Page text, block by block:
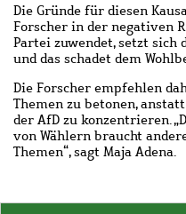
Die Gründe für diesen
Forscher in der negativen
Partei zuwendet, setzt
und das schadet dem
Die Forscher empfehlen
Themen zu betonen,
der AfD zu konzentrieren.
von Wählern braucht
Themen“, sagt Maja Adena.